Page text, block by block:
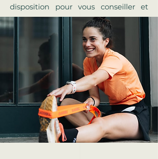
disposition pour vous conseiller et
vous servir.